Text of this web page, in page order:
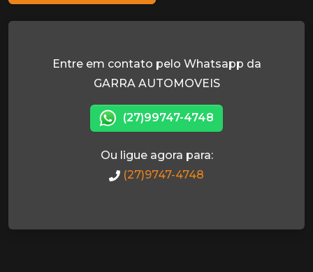
Entre em contato pelo Whatsapp da
GARRA AUTOMOVEIS
(27)99747-4748
Ou ligue agora para:
(27)9747-4748